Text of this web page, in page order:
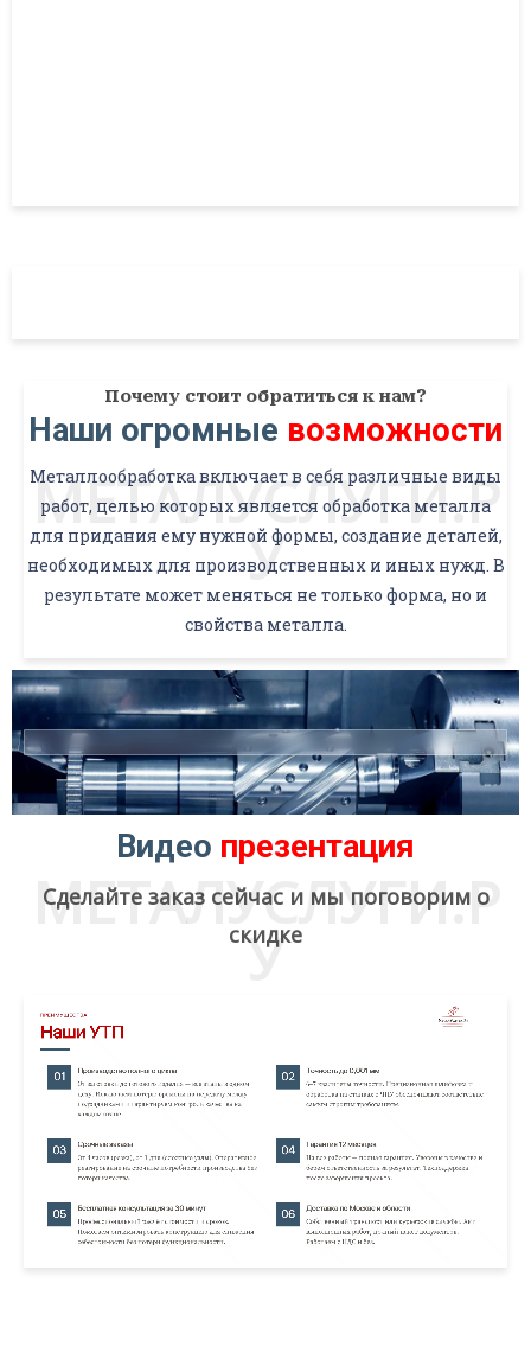
МЕТАЛУСЛУГИ.Р
У
Почему стоит обратиться к нам?
Наши огромные возможности
Металлообработка включает в себя различные виды
работ, целью которых является обработка металла
для придания ему нужной формы, создание деталей,
необходимых для производственных и иных нужд. В
результате может меняться не только форма, но и
свойства металла.
МЕТАЛУСЛУГИ.Р
У
Видео презентация
Сделайте заказ сейчас и мы поговорим о
скидке